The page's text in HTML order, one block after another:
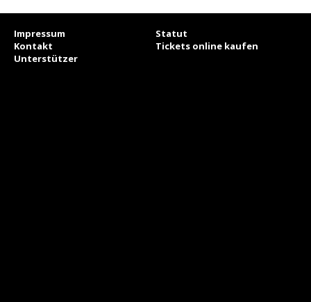
Impressum
Statut
Kontakt
Tickets online kaufen
Unterstützer